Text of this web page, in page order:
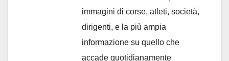
immagini di corse, atleti, società,
dirigenti, e la più ampia
informazione su quello che
accade quotidianamente